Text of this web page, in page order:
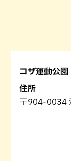
コザ運動公園
住所
〒904-0034